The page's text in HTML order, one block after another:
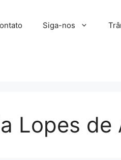
Siga-nos
Lopes de